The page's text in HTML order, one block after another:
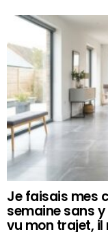
Je faisais mes
semaine sans
vu mon trajet, il